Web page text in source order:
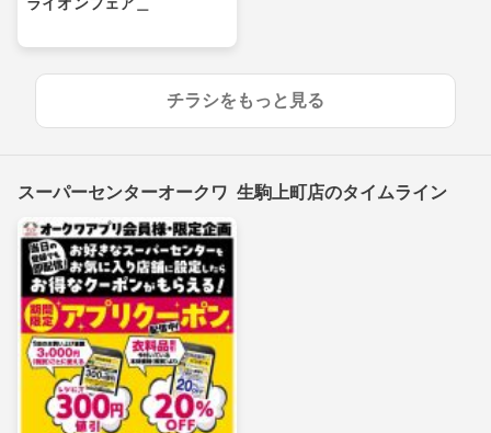
チラシをもっと見る
スーパーセンターオークワ 生駒上町店のタイムライン